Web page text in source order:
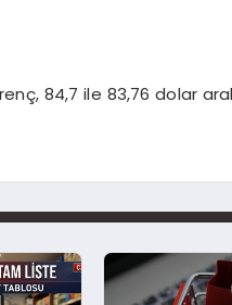
84,7 ile 83,76 dolar